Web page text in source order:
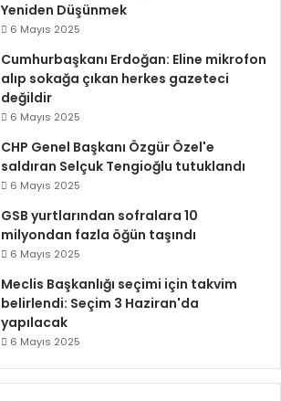
Yeniden Düşünmek
6 Mayıs 2025
Cumhurbaşkanı Erdoğan: Eline mikrofon
alıp sokağa çıkan herkes gazeteci
değildir
6 Mayıs 2025
CHP Genel Başkanı Özgür Özel'e
saldıran Selçuk Tengioğlu tutuklandı
6 Mayıs 2025
GSB yurtlarından sofralara 10
milyondan fazla öğün taşındı
6 Mayıs 2025
Meclis Başkanlığı seçimi için takvim
belirlendi: Seçim 3 Haziran'da
yapılacak
6 Mayıs 2025